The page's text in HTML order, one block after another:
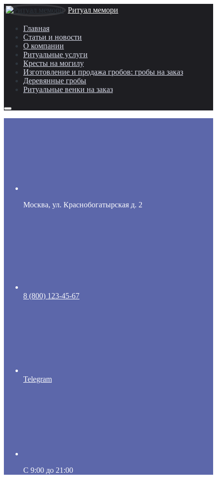
Ритуал мемори
Главная
Статьи и новости
О компании
Ритуальные услуги
Кресты на могилу
Изготовление и продажа гробов: гробы на заказ
Деревянные гробы
Ритуальные венки на заказ
Москва, ул. Краснобогатырская д. 2
8 (800) 123-45-67
Telegram
C 9:00 до 21:00